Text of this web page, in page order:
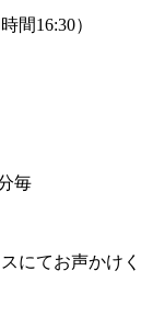
間16:30）
毎
にてお声かけ